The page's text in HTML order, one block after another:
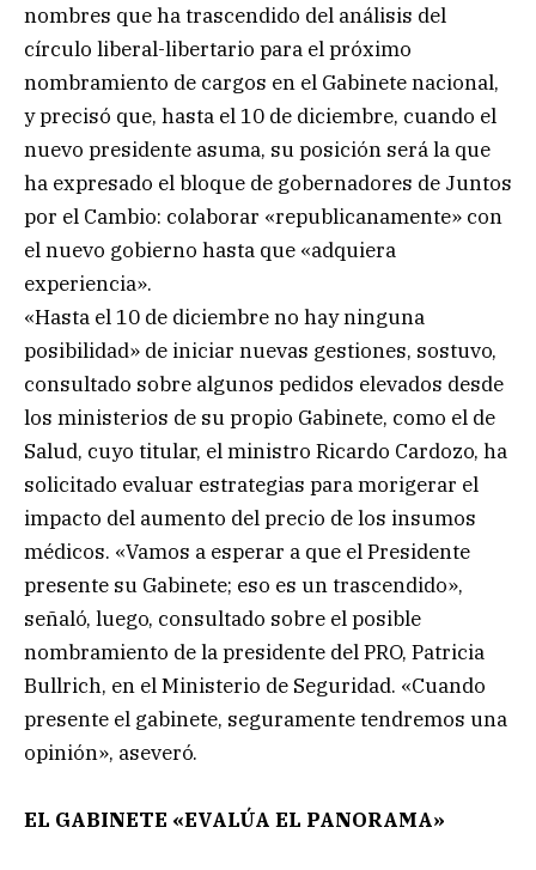
nombres que ha trascendido del análisis del
círculo liberal-libertario para el próximo
nombramiento de cargos en el Gabinete nacional,
y precisó que, hasta el 10 de diciembre, cuando el
nuevo presidente asuma, su posición será la que
ha expresado el bloque de gobernadores de Juntos
por el Cambio: colaborar «republicanamente» con
el nuevo gobierno hasta que «adquiera
experiencia».
«Hasta el 10 de diciembre no hay ninguna
posibilidad» de iniciar nuevas gestiones, sostuvo,
consultado sobre algunos pedidos elevados desde
los ministerios de su propio Gabinete, como el de
Salud, cuyo titular, el ministro Ricardo Cardozo, ha
solicitado evaluar estrategias para morigerar el
impacto del aumento del precio de los insumos
médicos. «Vamos a esperar a que el Presidente
presente su Gabinete; eso es un trascendido»,
señaló, luego, consultado sobre el posible
nombramiento de la presidente del PRO, Patricia
Bullrich, en el Ministerio de Seguridad. «Cuando
presente el gabinete, seguramente tendremos una
opinión», aseveró.
EL GABINETE «EVALÚA EL PANORAMA»